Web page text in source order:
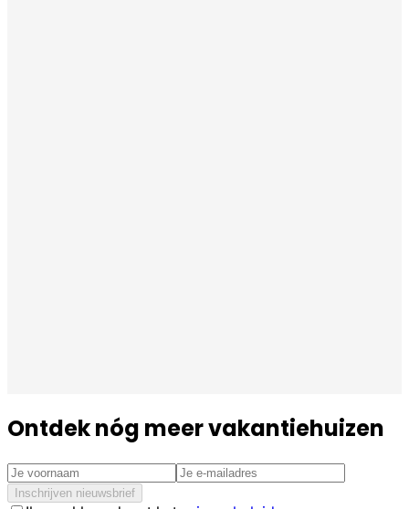
Ontdek nóg meer vakantiehuizen
Inschrijven nieuwsbrief